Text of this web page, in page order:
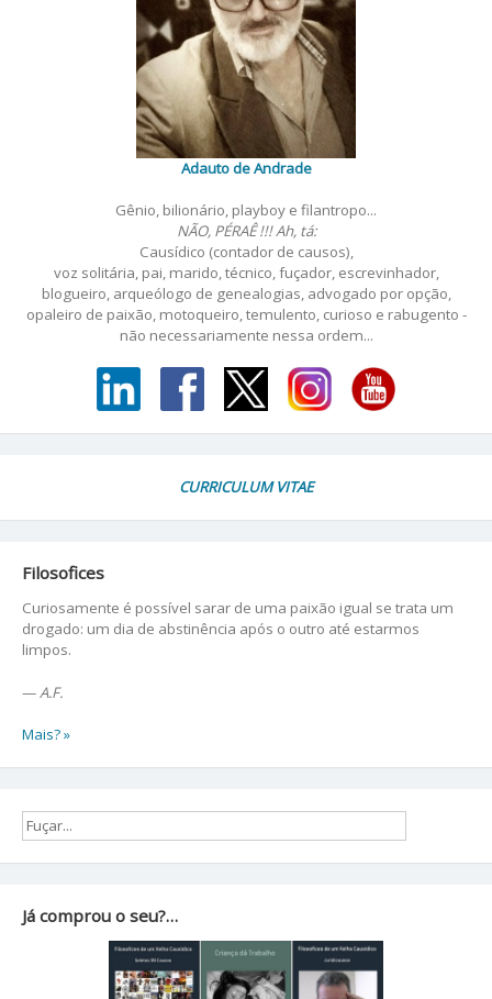
Adauto de Andrade
Gênio, bilionário, playboy e filantropo...
NÃO, PÉRAÊ !!! Ah, tá:
Causídico (contador de causos),
voz solitária, pai, marido, técnico, fuçador, escrevinhador,
blogueiro, arqueólogo de genealogias, advogado por opção,
opaleiro de paixão, motoqueiro, temulento, curioso e rabugento -
não necessariamente nessa ordem...
CURRICULUM VITAE
Filosofices
Curiosamente é possível sarar de uma paixão igual se trata um
drogado: um dia de abstinência após o outro até estarmos
limpos.
—A.F.
Mais? »
Já comprou o seu?…